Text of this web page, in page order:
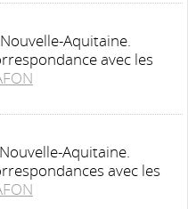
Aquitaine.
avec les
Aquitaine.
avec les